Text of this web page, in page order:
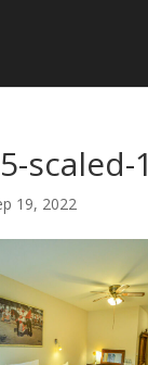
scaled-1
19, 2022